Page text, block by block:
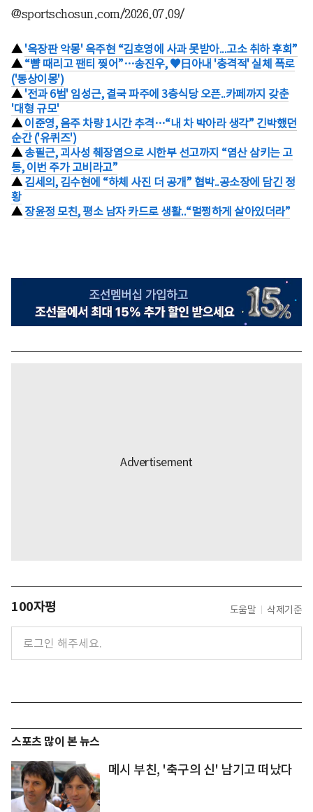
@sportschosun.com/2026.07.09/
▲'옥장판 악몽' 옥주현 “김호영에 사과 못받아...고소 취하 후회”
▲“뺨 때리고 팬티 찢어”…송진우, ♥日아내 '충격적' 실체 폭로
('동상이몽')
▲'전과 6범' 임성근, 결국 파주에 3층식당 오픈..카페까지 갖춘
'대형 규모'
▲이준영, 음주 차량 1시간 추격…“내 차 박아라 생각” 긴박했던
순간 ('유퀴즈')
▲송필근, 괴사성 췌장염으로 시한부 선고까지 “염산 삼키는 고
통, 이번 주가 고비라고”
▲김세의, 김수현에 “하체 사진 더 공개” 협박..공소장에 담긴 정
황
▲장윤정 모친, 평소 남자 카드로 생활..“멀쩡하게 살아있더라”
100자평 도움말 삭제기준
스포츠 많이 본 뉴스
메시 부친, '축구의 신' 남기고 떠났다